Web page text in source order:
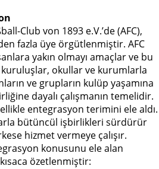
Club von 1893 e.V.’de (AFC),
fazla üye örgütlenmiştir. AFC
yakın olmayı amaçlar ve bu
okullar ve kurumlarla
ve grupların kulüp yaşamına
dayalı çalışmanın temelidir.
entegrasyon terimini ele aldı.
bütüncül işbirlikleri sürdürür
hizmet vermeye çalışır.
konusunu ele alan
özetlenmiştir: